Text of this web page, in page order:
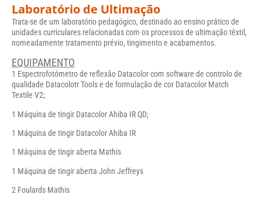
Laboratório de Ultimação
Trata-se de um laboratório pedagógico, destinado ao ensino prático de
unidades curriculares relacionadas com os processos de ultimação têxtil,
nomeadamente tratamento prévio, tingimento e acabamentos.
EQUIPAMENTO
1 Espectrofotómetro de reflexão Datacolor com software de controlo de
qualidade Datacolotr Tools e de formulação de cor Datacolor Match
Textile V2;
1 Máquina de tingir Datacolor Ahiba IR QD;
1 Máquina de tingir Datacolor Ahiba IR
1 Máquina de tingir aberta Mathis
1 Máquina de tingir aberta John Jeffreys
2 Foulards Mathis